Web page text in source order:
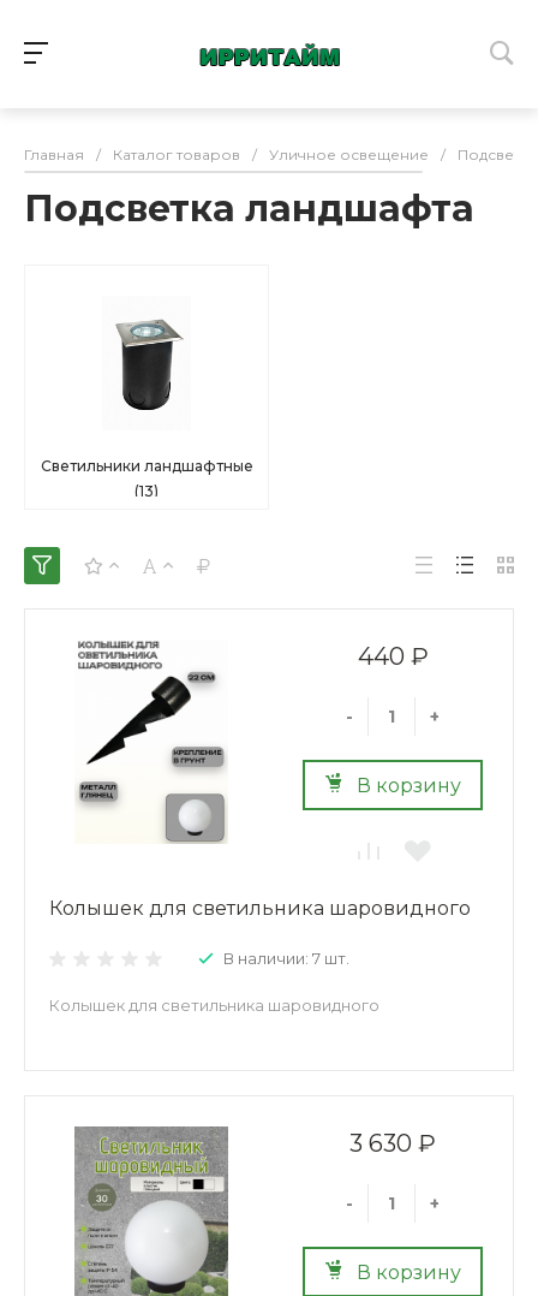
Главная / Каталог товаров / Уличное освещение /
Подсветка ландшафта
Светильники ландшафтные
(13)
440 ₽
- +
В корзину
Колышек для светильника шаровидного
В наличии: 7 шт.
Колышек для светильника шаровидного
3 630 ₽
- +
В корзину